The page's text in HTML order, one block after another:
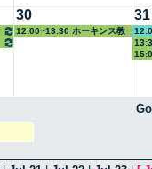
30
12:00~13:30 ホーキンス教
31